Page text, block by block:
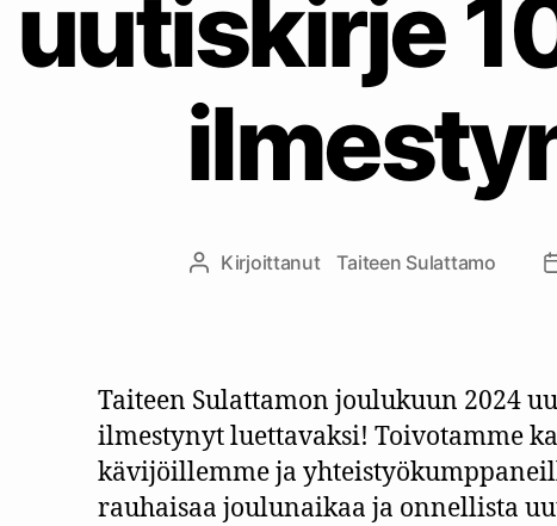
uutiskirje
Kirjoittaja
Kirjoittanut Taiteen Sulattamo
Taiteen Sulattamon joulukuun 2024
ilmestynyt luettavaksi! Toivotamme
kävijöillemme ja
rauhaisaa joulunaikaa ja onnellista